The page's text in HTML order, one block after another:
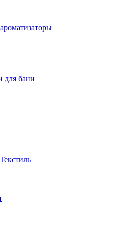
для бани
Текстиль